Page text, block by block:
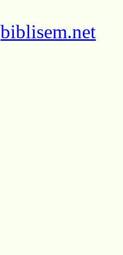
biblisem.net